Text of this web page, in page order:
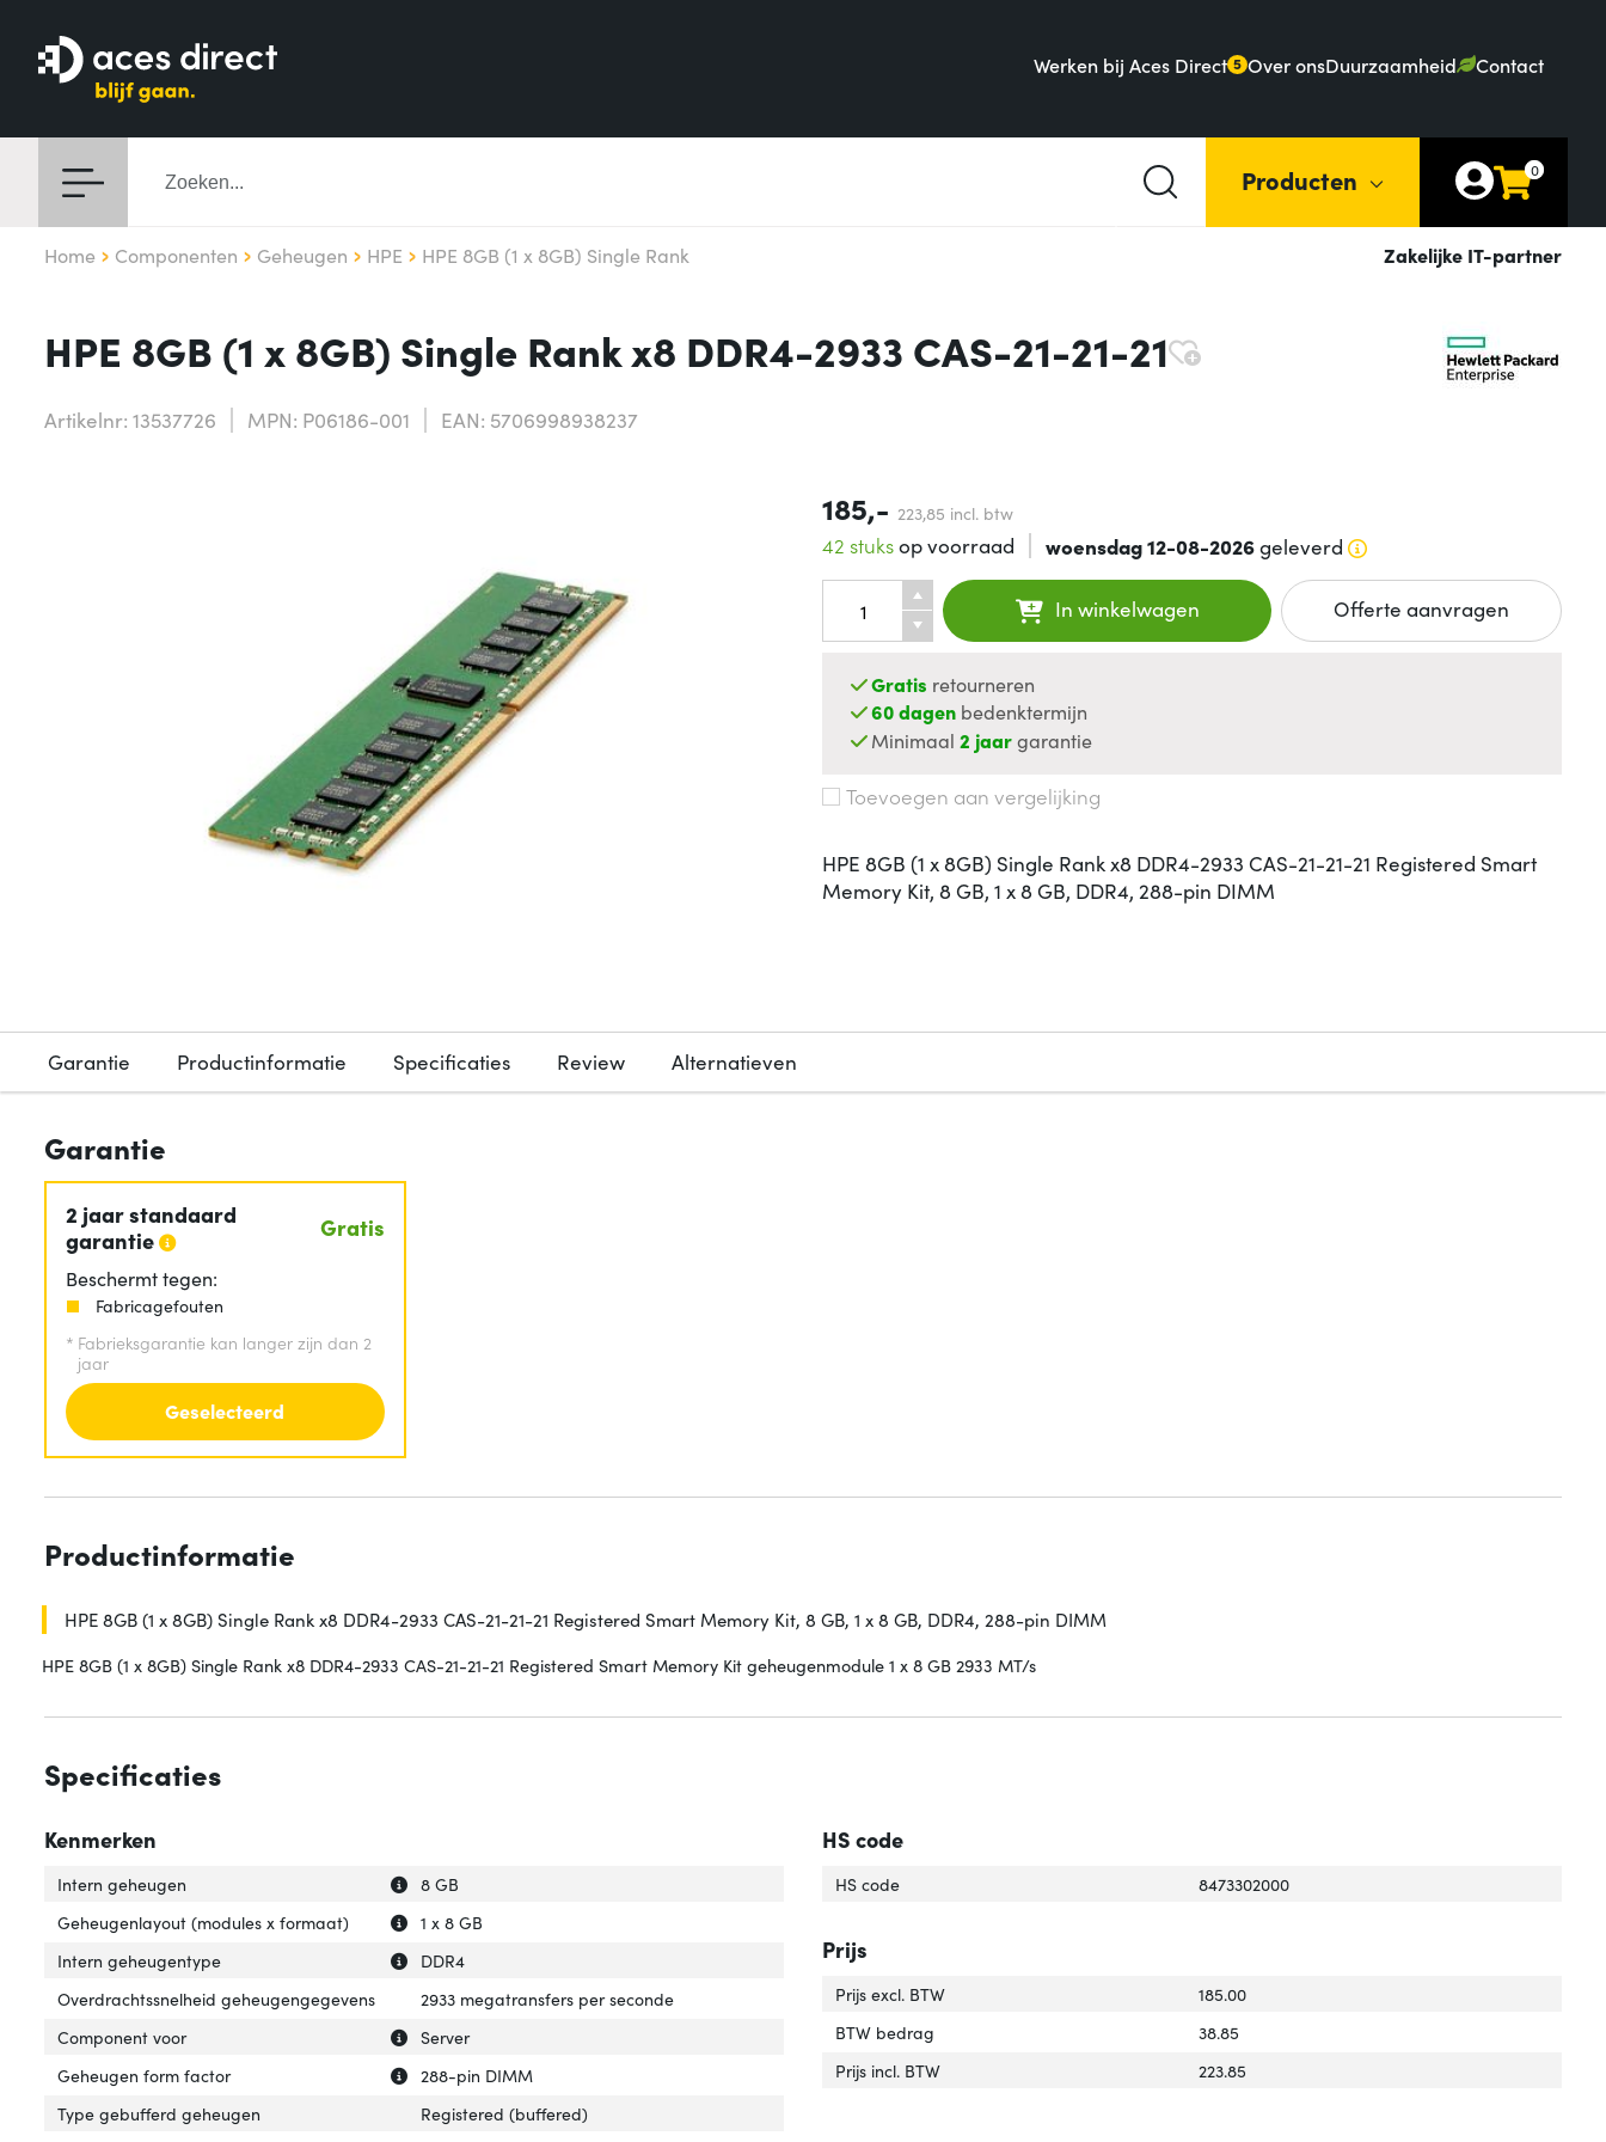
Werken bij Aces Direct 5 Over onsDuurzaamheid Contact
Producten 0
Home Componenten Geheugen HPE HPE 8GB (1 x 8GB) Single Rank Zakelijke IT-partner
HPE 8GB (1 x 8GB) Single Rank x8 DDR4-2933 CAS-21-21-21
Artikelnr: 13537726 MPN: P06186-001 EAN: 5706998938237
185,- 223,85 incl. btw
42 stuksop voorraad woensdag 12-08-2026geleverd
In winkelwagen Offerte aanvragen
Gratis retourneren
60 dagen bedenktermijn
Minimaal2 jaargarantie
Toevoegen aan vergelijking
HPE 8GB (1 x 8GB) Single Rank x8 DDR4-2933 CAS-21-21-21 Registered Smart
Memory Kit, 8 GB, 1 x 8 GB, DDR4, 288-pin DIMM
Garantie Productinformatie Specificaties Review Alternatieven
Garantie
2 jaar standaard
garantie
Gratis
Beschermt tegen:
Fabricagefouten
* Fabrieksgarantie kan langer zijn dan 2
jaar
Geselecteerd
Productinformatie
HPE 8GB (1 x 8GB) Single Rank x8 DDR4-2933 CAS-21-21-21 Registered Smart Memory Kit, 8 GB, 1 x 8 GB, DDR4, 288-pin DIMM
HPE 8GB (1 x 8GB) Single Rank x8 DDR4-2933 CAS-21-21-21 Registered Smart Memory Kit geheugenmodule 1 x 8 GB 2933 MT/s
Specificaties
Kenmerken
Uitleg over 'Intern geheugen'
Verberg uitleg over 'Intern geheugen'
Intern geheugen
8 GB
Uitleg over 'Geheugenlayout (modules x formaat)'
Verberg uitleg over 'Geheugenlayout (modules x formaat)'
Geheugenlayout (modules x formaat)
1 x 8 GB
Uitleg over 'Intern geheugentype'
Verberg uitleg over 'Intern geheugentype'
Intern geheugentype
DDR4
Overdrachtssnelheid geheugengegevens
2933 megatransfers per seconde
Uitleg over 'Component voor'
Verberg uitleg over 'Component voor'
Component voor
Server
Uitleg over 'Geheugen form factor'
Verberg uitleg over 'Geheugen form factor'
Geheugen form factor
288-pin DIMM
Type gebufferd geheugen
Registered (buffered)
HS code
HS code 8473302000
Prijs
Prijs excl. BTW
185.00
BTW bedrag
38.85
Prijs incl. BTW
223.85